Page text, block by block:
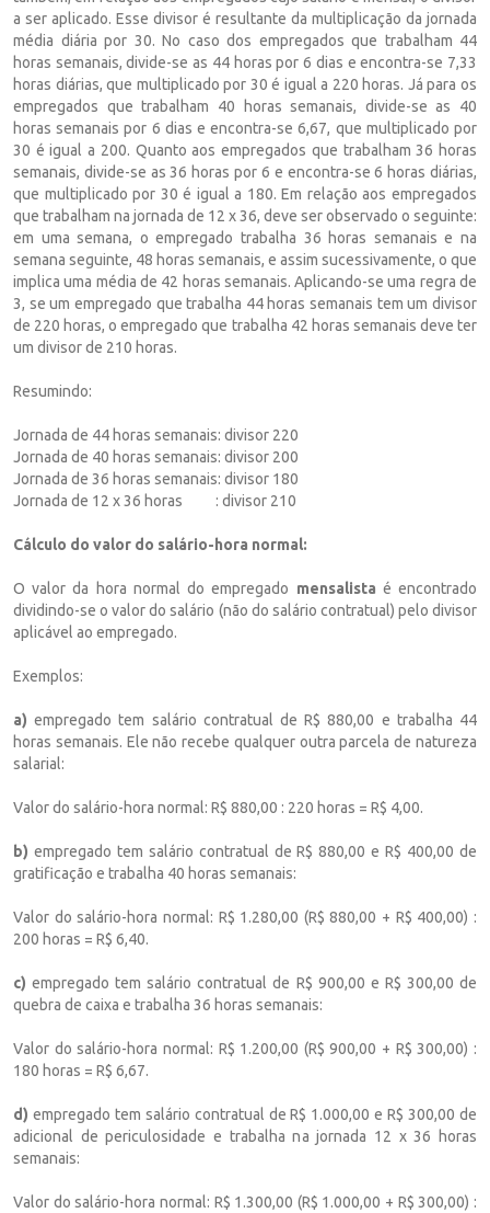
a ser aplicado. Esse divisor é resultante da multiplicação da jornada
média diária por 30. No caso dos empregados que trabalham 44
horas semanais, divide-se as 44 horas por 6 dias e encontra-se 7,33
horas diárias, que multiplicado por 30 é igual a 220 horas. Já para os
empregados que trabalham 40 horas semanais, divide-se as 40
horas semanais por 6 dias e encontra-se 6,67, que multiplicado por
30 é igual a 200. Quanto aos empregados que trabalham 36 horas
semanais, divide-se as 36 horas por 6 e encontra-se 6 horas diárias,
que multiplicado por 30 é igual a 180. Em relação aos empregados
que trabalham na jornada de 12 x 36, deve ser observado o seguinte:
em uma semana, o empregado trabalha 36 horas semanais e na
semana seguinte, 48 horas semanais, e assim sucessivamente, o que
implica uma média de 42 horas semanais. Aplicando-se uma regra de
3, se um empregado que trabalha 44 horas semanais tem um divisor
de 220 horas, o empregado que trabalha 42 horas semanais deve ter
um divisor de 210 horas.
Resumindo:
Jornada de 44 horas semanais: divisor 220
Jornada de 40 horas semanais: divisor 200
Jornada de 36 horas semanais: divisor 180
Jornada de 12 x 36 horas : divisor 210
Cálculo do valor do salário-hora normal:
O valor da hora normal do empregado mensalista é encontrado
dividindo-se o valor do salário (não do salário contratual) pelo divisor
aplicável ao empregado.
Exemplos:
a) empregado tem salário contratual de R$ 880,00 e trabalha 44
horas semanais. Ele não recebe qualquer outra parcela de natureza
salarial:
Valor do salário-hora normal: R$ 880,00 : 220 horas = R$ 4,00.
b) empregado tem salário contratual de R$ 880,00 e R$ 400,00 de
gratificação e trabalha 40 horas semanais:
Valor do salário-hora normal: R$ 1.280,00 (R$ 880,00 + R$ 400,00) :
200 horas = R$ 6,40.
c) empregado tem salário contratual de R$ 900,00 e R$ 300,00 de
quebra de caixa e trabalha 36 horas semanais:
Valor do salário-hora normal: R$ 1.200,00 (R$ 900,00 + R$ 300,00) :
180 horas = R$ 6,67.
d) empregado tem salário contratual de R$ 1.000,00 e R$ 300,00 de
adicional de periculosidade e trabalha na jornada 12 x 36 horas
semanais:
Valor do salário-hora normal: R$ 1.300,00 (R$ 1.000,00 + R$ 300,00) :